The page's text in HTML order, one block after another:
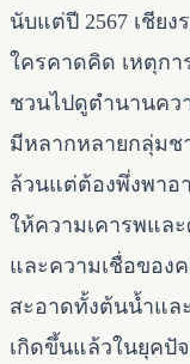
นับแต่ปี 2567 เชีย
ใครคาดคิด เหตุกา
ชวนไปดูตำนานคว
มีหลากหลายกลุ่มช
ล้วนแต่ต้องพึ่งพาอ
ให้ความเคารพแ
และความเชื่อของ
สะอาดทั้งต้นน้ำแล
เกิดขึ้นแล้วในยุคปั